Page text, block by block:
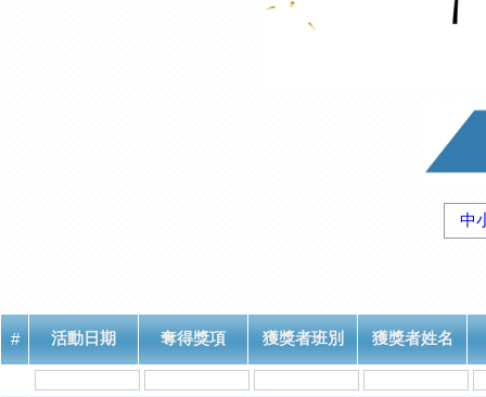
中
# 活動日期 奪得獎項 獲獎者班別 獲獎者姓名